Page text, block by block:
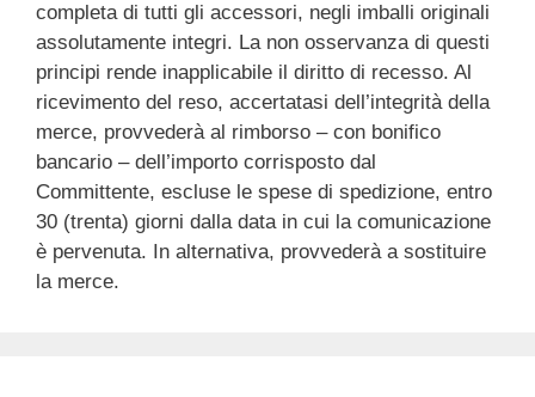
completa di tutti gli accessori, negli imballi originali
assolutamente integri. La non osservanza di questi
principi rende inapplicabile il diritto di recesso. Al
ricevimento del reso, accertatasi dell’integrità della
merce, provvederà al rimborso – con bonifico
bancario – dell’importo corrisposto dal
Committente, escluse le spese di spedizione, entro
30 (trenta) giorni dalla data in cui la comunicazione
è pervenuta. In alternativa, provvederà a sostituire
la merce.